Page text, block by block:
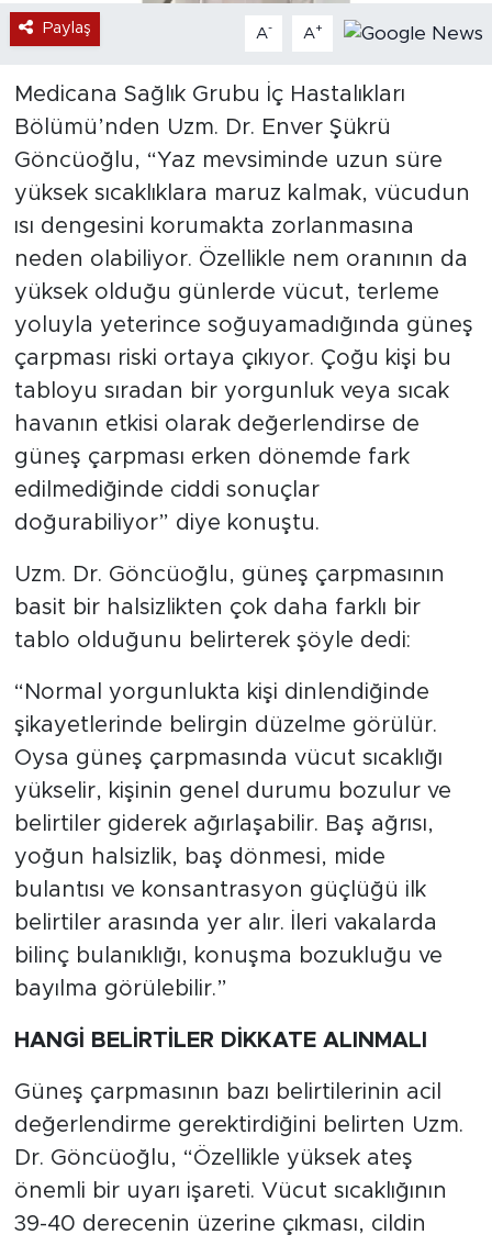
Paylaş A- A+
Medicana Sağlık Grubu İç Hastalıkları
Bölümü’nden Uzm. Dr. Enver Şükrü
Göncüoğlu, “Yaz mevsiminde uzun süre
yüksek sıcaklıklara maruz kalmak, vücudun
ısı dengesini korumakta zorlanmasına
neden olabiliyor. Özellikle nem oranının da
yüksek olduğu günlerde vücut, terleme
yoluyla yeterince soğuyamadığında güneş
çarpması riski ortaya çıkıyor. Çoğu kişi bu
tabloyu sıradan bir yorgunluk veya sıcak
havanın etkisi olarak değerlendirse de
güneş çarpması erken dönemde fark
edilmediğinde ciddi sonuçlar
doğurabiliyor” diye konuştu.
Uzm. Dr. Göncüoğlu, güneş çarpmasının
basit bir halsizlikten çok daha farklı bir
tablo olduğunu belirterek şöyle dedi:
“Normal yorgunlukta kişi dinlendiğinde
şikayetlerinde belirgin düzelme görülür.
Oysa güneş çarpmasında vücut sıcaklığı
yükselir, kişinin genel durumu bozulur ve
belirtiler giderek ağırlaşabilir. Baş ağrısı,
yoğun halsizlik, baş dönmesi, mide
bulantısı ve konsantrasyon güçlüğü ilk
belirtiler arasında yer alır. İleri vakalarda
bilinç bulanıklığı, konuşma bozukluğu ve
bayılma görülebilir.”
HANGİ BELİRTİLER DİKKATE ALINMALI
Güneş çarpmasının bazı belirtilerinin acil
değerlendirme gerektirdiğini belirten Uzm.
Dr. Göncüoğlu, “Özellikle yüksek ateş
önemli bir uyarı işareti. Vücut sıcaklığının
39-40 derecenin üzerine çıkması, cildin